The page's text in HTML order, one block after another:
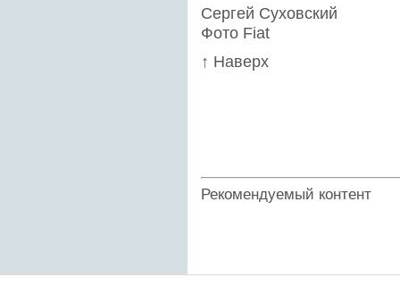
Сергей Суховский
Фото Fiat
↑ Наверх
Рекомендуемый контент